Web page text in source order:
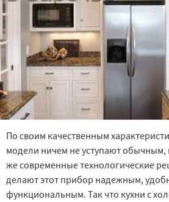
По своим качественным
модели ничем не уступают обычным,
же современные технологические
делают этот прибор надежным,
функциональным. Так что кухни с